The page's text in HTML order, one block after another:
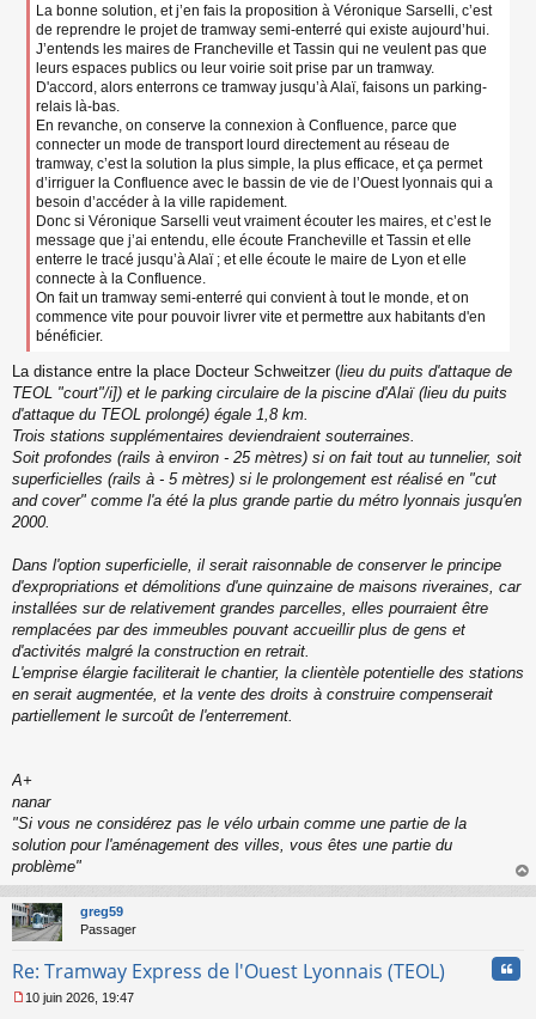
La bonne solution, et j’en fais la proposition à Véronique Sarselli, c’est
de reprendre le projet de tramway semi-enterré qui existe aujourd’hui.
J’entends les maires de Francheville et Tassin qui ne veulent pas que
leurs espaces publics ou leur voirie soit prise par un tramway.
D'accord, alors enterrons ce tramway jusqu’à Alaï, faisons un parking-
relais là-bas.
En revanche, on conserve la connexion à Confluence, parce que
connecter un mode de transport lourd directement au réseau de
tramway, c’est la solution la plus simple, la plus efficace, et ça permet
d’irriguer la Confluence avec le bassin de vie de l’Ouest lyonnais qui a
besoin d’accéder à la ville rapidement.
Donc si Véronique Sarselli veut vraiment écouter les maires, et c’est le
message que j’ai entendu, elle écoute Francheville et Tassin et elle
enterre le tracé jusqu’à Alaï ; et elle écoute le maire de Lyon et elle
connecte à la Confluence.
On fait un tramway semi-enterré qui convient à tout le monde, et on
commence vite pour pouvoir livrer vite et permettre aux habitants d'en
bénéficier.
La distance entre la place Docteur Schweitzer (lieu du puits d'attaque de
TEOL "court"/i]) et le parking circulaire de la piscine d'Alaï (lieu du puits
d'attaque du TEOL prolongé) égale 1,8 km.
Trois stations supplémentaires deviendraient souterraines.
Soit profondes (rails à environ - 25 mètres) si on fait tout au tunnelier, soit
superficielles (rails à - 5 mètres) si le prolongement est réalisé en "cut
and cover" comme l'a été la plus grande partie du métro lyonnais jusqu'en
2000.
Dans l'option superficielle, il serait raisonnable de conserver le principe
d'expropriations et démolitions d'une quinzaine de maisons riveraines, car
installées sur de relativement grandes parcelles, elles pourraient être
remplacées par des immeubles pouvant accueillir plus de gens et
d'activités malgré la construction en retrait.
L'emprise élargie faciliterait le chantier, la clientèle potentielle des stations
en serait augmentée, et la vente des droits à construire compenserait
partiellement le surcoût de l'enterrement.
A+
nanar
"Si vous ne considérez pas le vélo urbain comme une partie de la
solution pour l'aménagement des villes, vous êtes une partie du
problème"
au
greg59
Passager
Re: Tramway Express de l'Ouest Lyonnais (TEOL)
10 juin 2026, 19:47